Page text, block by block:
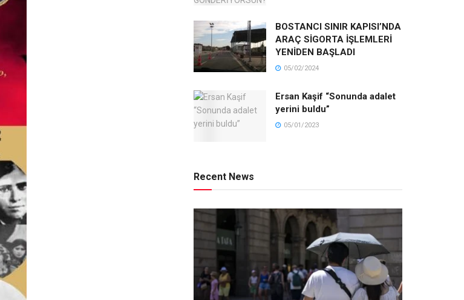
BOSTANCI SINIR KAPISI’NDA
ARAÇ SİGORTA İŞLEMLERİ
YENİDEN BAŞLADI
05/02/2024
Ersan Kaşif “Sonunda adalet
yerini buldu”
05/01/2023
Recent News